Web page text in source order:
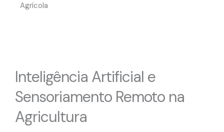
Agrícola
Inteligência Artificial e
Sensoriamento Remoto na
Agricultura